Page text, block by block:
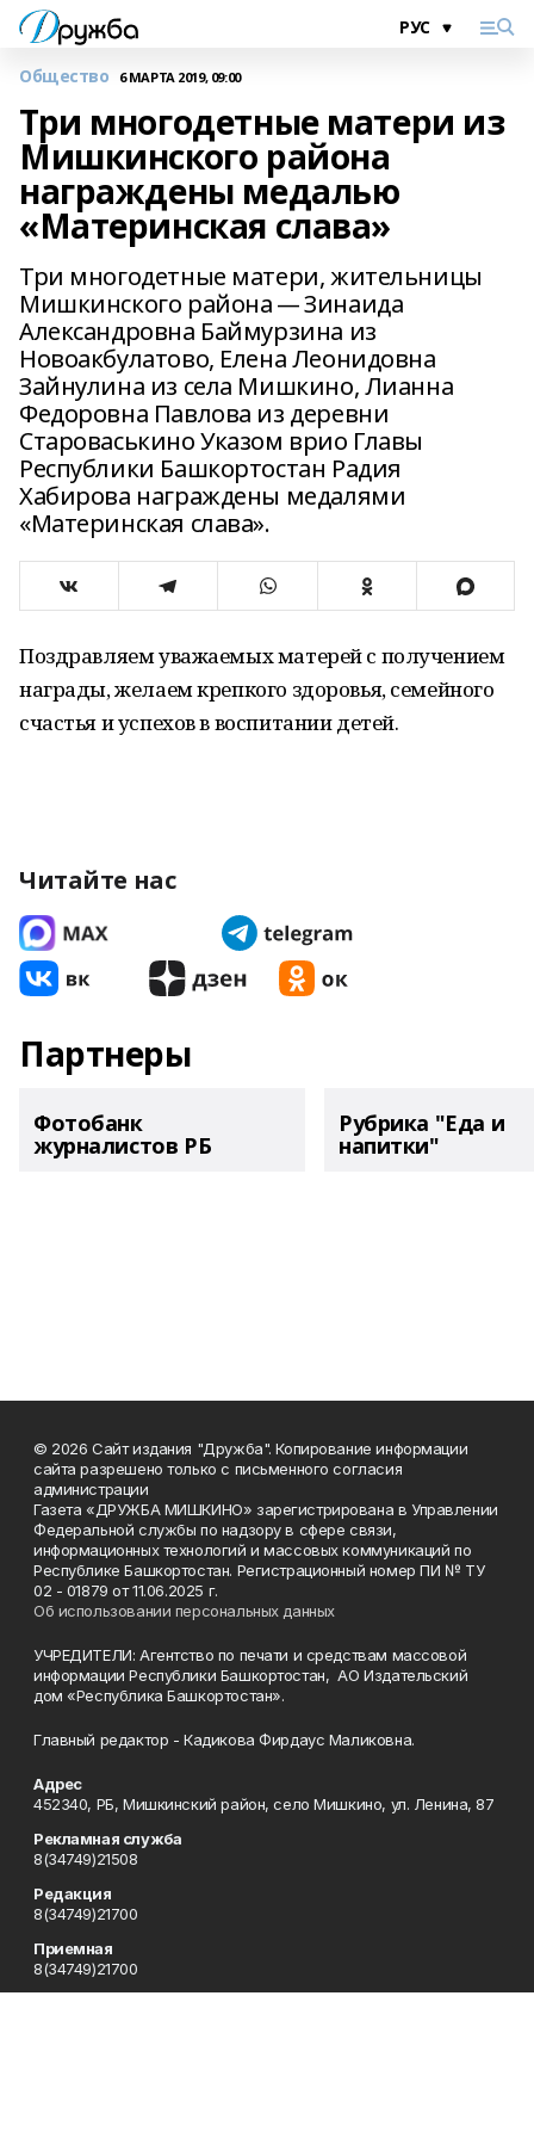
Общество 6 МАРТА 2019, 09:00
Три многодетные матери из
Мишкинского района
награждены медалью
«Материнская слава»
Три многодетные матери, жительницы
Мишкинского района — Зинаида
Александровна Баймурзина из
Новоакбулатово, Елена Леонидовна
Зайнулина из села Мишкино, Лианна
Федоровна Павлова из деревни
Староваськино Указом врио Главы
Республики Башкортостан Радия
Хабирова награждены медалями
«Материнская слава».
Поздравляем уважаемых матерей с получением
награды, желаем крепкого здоровья, семейного
счастья и успехов в воспитании детей.
Читайте нас
Партнеры
Фотобанк
журналистов РБ
Рубрика "Еда и
напитки"
© 2026 Сайт издания "Дружба". Копирование информации
сайта разрешено только с письменного согласия
администрации
Газета «ДРУЖБА МИШКИНО» зарегистрирована в Управлении
Федеральной службы по надзору в сфере связи,
информационных технологий и массовых коммуникаций по
Республике Башкортостан. Регистрационный номер ПИ № ТУ
02 - 01879 от 11.06.2025 г.
Об использовании персональных данных
УЧРЕДИТЕЛИ: Агентство по печати и средствам массовой
информации Республики Башкортостан, АО Издательский
дом «Республика Башкортостан».
Главный редактор - Кадикова Фирдаус Маликовна.
Адрес
452340, РБ, Мишкинский район, село Мишкино, ул. Ленина, 87
Рекламная служба
8(34749)21508
Редакция
8(34749)21700
Приемная
8(34749)21700